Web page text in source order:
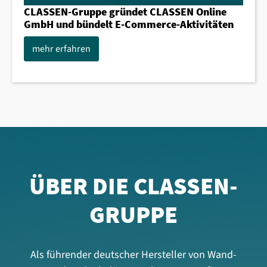
CLASSEN-Gruppe gründet CLASSEN Online
GmbH und bündelt E-Commerce-Aktivitäten
mehr erfahren
ÜBER DIE CLASSEN-
GRUPPE
Als führender deutscher Hersteller von Wand-